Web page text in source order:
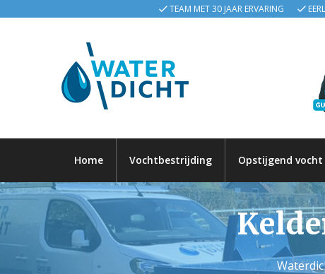
TEAM MET 30 JAAR ERVARING
Home Vochtbestrijding Opstijgend vocht